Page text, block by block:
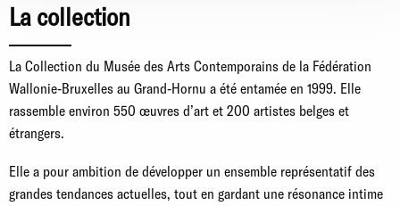
La collection
La Collection du Musée des Arts Contemporains de la Fédération
Wallonie-Bruxelles au Grand-Hornu a été entamée en 1999. Elle
rassemble environ 550 œuvres d’art et 200 artistes belges et
étrangers.
Elle a pour ambition de développer un ensemble représentatif des
grandes tendances actuelles, tout en gardant une résonance intime